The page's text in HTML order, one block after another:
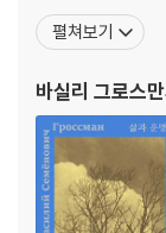
되었으나 스딸린
2차대전 중 유대인
초의 홀로코스트
펼쳐보기
바실리 그로스만